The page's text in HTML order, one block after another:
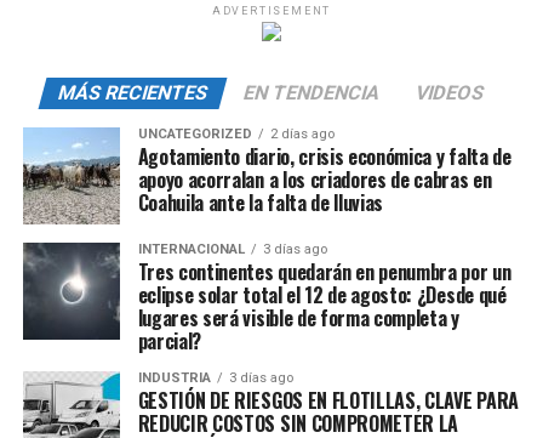
ADVERTISEMENT
MÁS RECIENTES EN TENDENCIA VIDEOS
UNCATEGORIZED 2 días ago
Agotamiento diario, crisis económica y falta de
apoyo acorralan a los criadores de cabras en
Coahuila ante la falta de lluvias
INTERNACIONAL 3 días ago
Tres continentes quedarán en penumbra por un
eclipse solar total el 12 de agosto: ¿Desde qué
lugares será visible de forma completa y
parcial?
INDUSTRIA 3 días ago
GESTIÓN DE RIESGOS EN FLOTILLAS, CLAVE PARA
REDUCIR COSTOS SIN COMPROMETER LA